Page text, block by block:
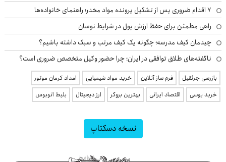
۷ اقدام ضروری پس از تشکیل پرونده مواد مخدر؛ راهنمای خانواده‌ها
راهی مطمئن برای حفظ ارزش پول در شرایط نوسان
چیدمان کیف مدرسه؛ چگونه یک کیف مرتب و سبک داشته باشیم؟
ناگفته‌های طلاق توافقی در ایران؛ چرا حضور وکیل متخصص ضروری است؟
بازرسی جرثقیل فرم ساز آنلاین خرید مواد شیمیایی
امداد کرمان موتور
خرید یوسی
اقتصاد ایرانی بهترین بروکر ارز دیجیتال بلیط اتوبوس
نسخه دسکتاپ